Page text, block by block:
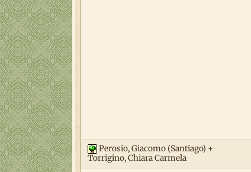
Perosio, Giacomo (Santiago) +
Torrigino, Chiara Carmela